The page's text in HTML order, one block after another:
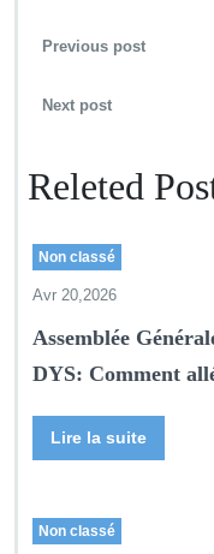
Previous post
Next post
Releted
Non classé
Avr 20,2026
Assemblée
DYS: Comment
Lire la suite
Non classé